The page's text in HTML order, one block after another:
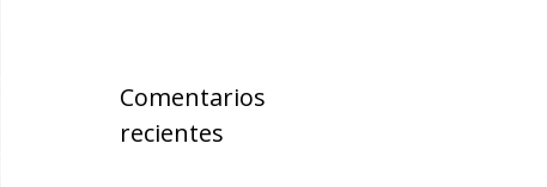
Comentarios
recientes